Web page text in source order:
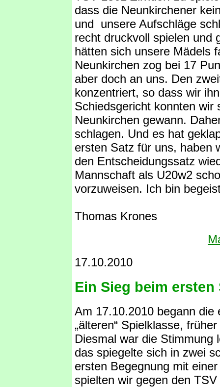
dass die Neunkirchener
und unsere Aufschläge
recht druckvoll spielen und
hätten sich unsere Mädels
Neunkirchen zog bei 17
aber doch an uns. Den
konzentriert, so dass wir
Schiedsgericht konnten wir
Neunkirchen gewann.
schlagen. Und es hat
ersten Satz für uns, haben
den Entscheidungssatz
Mannschaft als U20w2
vorzuweisen. Ich bin
Thomas Krones
17.10.2010
Ein Sieg beim ersten
Am 17.10.2010 begann
„älteren“ Spielklasse,
Diesmal war die Stimmung
das spiegelte sich in zwei
ersten Begegnung mit
spielten wir gegen den